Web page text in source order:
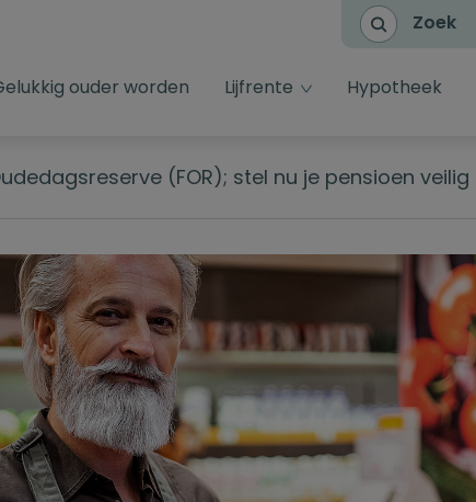
Zoek
ouder worden Lijfrente dropdown toggle
Hypotheek
(FOR); stel nu je pensioen veilig